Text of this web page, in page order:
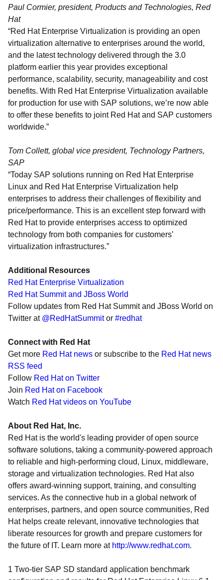
Paul Cormier, president, Products and Technologies, Red
Hat
“Red Hat Enterprise Virtualization is providing an open
virtualization alternative to enterprises around the world,
and the latest technology delivered through the 3.0
platform earlier this year provides exceptional
performance, scalability, security, manageability and cost
benefits. With Red Hat Enterprise Virtualization available
for production for use with SAP solutions, we’re now able
to offer these benefits to joint Red Hat and SAP customers
worldwide.”
Tom Collett, global vice president, Technology Partners,
SAP
“Today SAP solutions running on Red Hat Enterprise
Linux and Red Hat Enterprise Virtualization help
enterprises to address their challenges of flexibility and
price/performance. This is an excellent step forward with
Red Hat to provide enterprises access to optimized
technology from both companies for customers’
virtualization infrastructures.”
Additional Resources
Red Hat Enterprise Virtualization
Red Hat Summit and JBoss World
Follow updates from Red Hat Summit and JBoss World on
Twitter at @RedHatSummitor #redhat
Connect with Red Hat
Get more Red Hat news or subscribe to the Red Hat news
RSS feed
Follow Red Hat on Twitter
Join Red Hat on Facebook
Watch Red Hat videos on YouTube
About Red Hat, Inc.
Red Hat is the world's leading provider of open source
software solutions, taking a community-powered approach
to reliable and high-performing cloud, Linux, middleware,
storage and virtualization technologies. Red Hat also
offers award-winning support, training, and consulting
services. As the connective hub in a global network of
enterprises, partners, and open source communities, Red
Hat helps create relevant, innovative technologies that
liberate resources for growth and prepare customers for
the future of IT. Learn more at http://www.redhat.com.
1 Two-tier SAP SD standard application benchmark